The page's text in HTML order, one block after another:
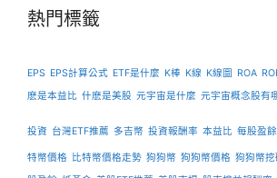
熱門標籤
EPS EPS計算公式 ETF是什麼 K棒 K線 K線圖 ROA
麽是本益比 什麽是美股 元宇宙是什麼 元宇宙概念股有
投資 台灣ETF推薦 多吉幣 投資報酬率 本益比 每股盈餘
特幣價格 比特幣價格走勢 狗狗幣 狗狗幣價格 狗狗幣挖